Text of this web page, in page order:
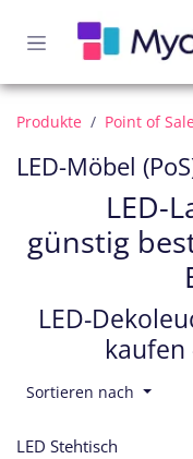
Produkte Point of
LED-Möbel
LED-
günstig
LED-
Sortieren nach
LED Stehtisch